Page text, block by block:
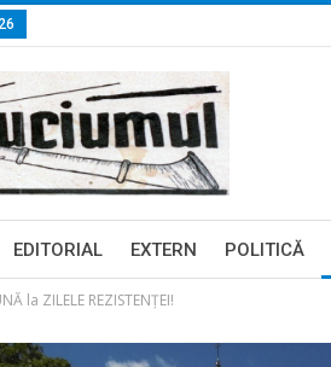
EDITORIAL EXTERN POLITICĂ
la ZILELE REZISTENȚEI!